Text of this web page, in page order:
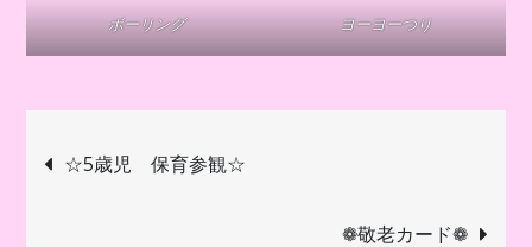
ボーリング ヨーヨーつり
投
☆5歳児 保育参観☆
❁敬老カード❁